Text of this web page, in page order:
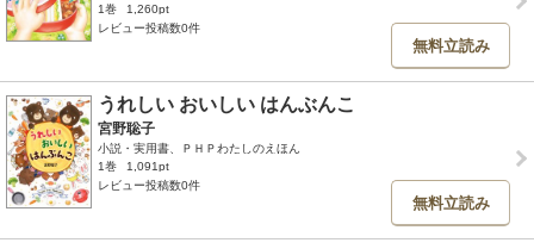
1巻
1,260pt
レビュー投稿数0件
無料立読み
うれしい おいしい はんぶんこ
宮野聡子
小説・実用書、ＰＨＰわたしのえほん
1巻
1,091pt
レビュー投稿数0件
無料立読み